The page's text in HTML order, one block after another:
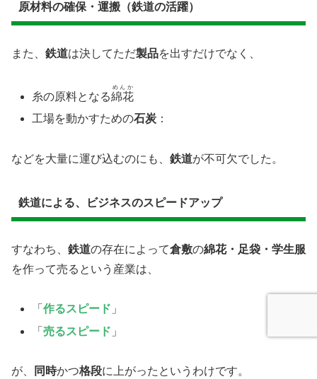
原材料の確保・運搬（鉄道の活躍）
また、 鉄道は決してただ製品を出すだけでなく、
糸の原料となる綿花
めんか
工場を動かすための石炭 ：
などを大量に運び込むのにも、 鉄道が不可欠でした。
鉄道による、​ビジネスのスピードアップ
すなわち、 鉄道の存在によって倉敷の綿花・足袋・学生服
を作って売るという産業は、
「作るスピード 」
「売るスピード 」
が、 同時かつ格段に上がったというわけです。